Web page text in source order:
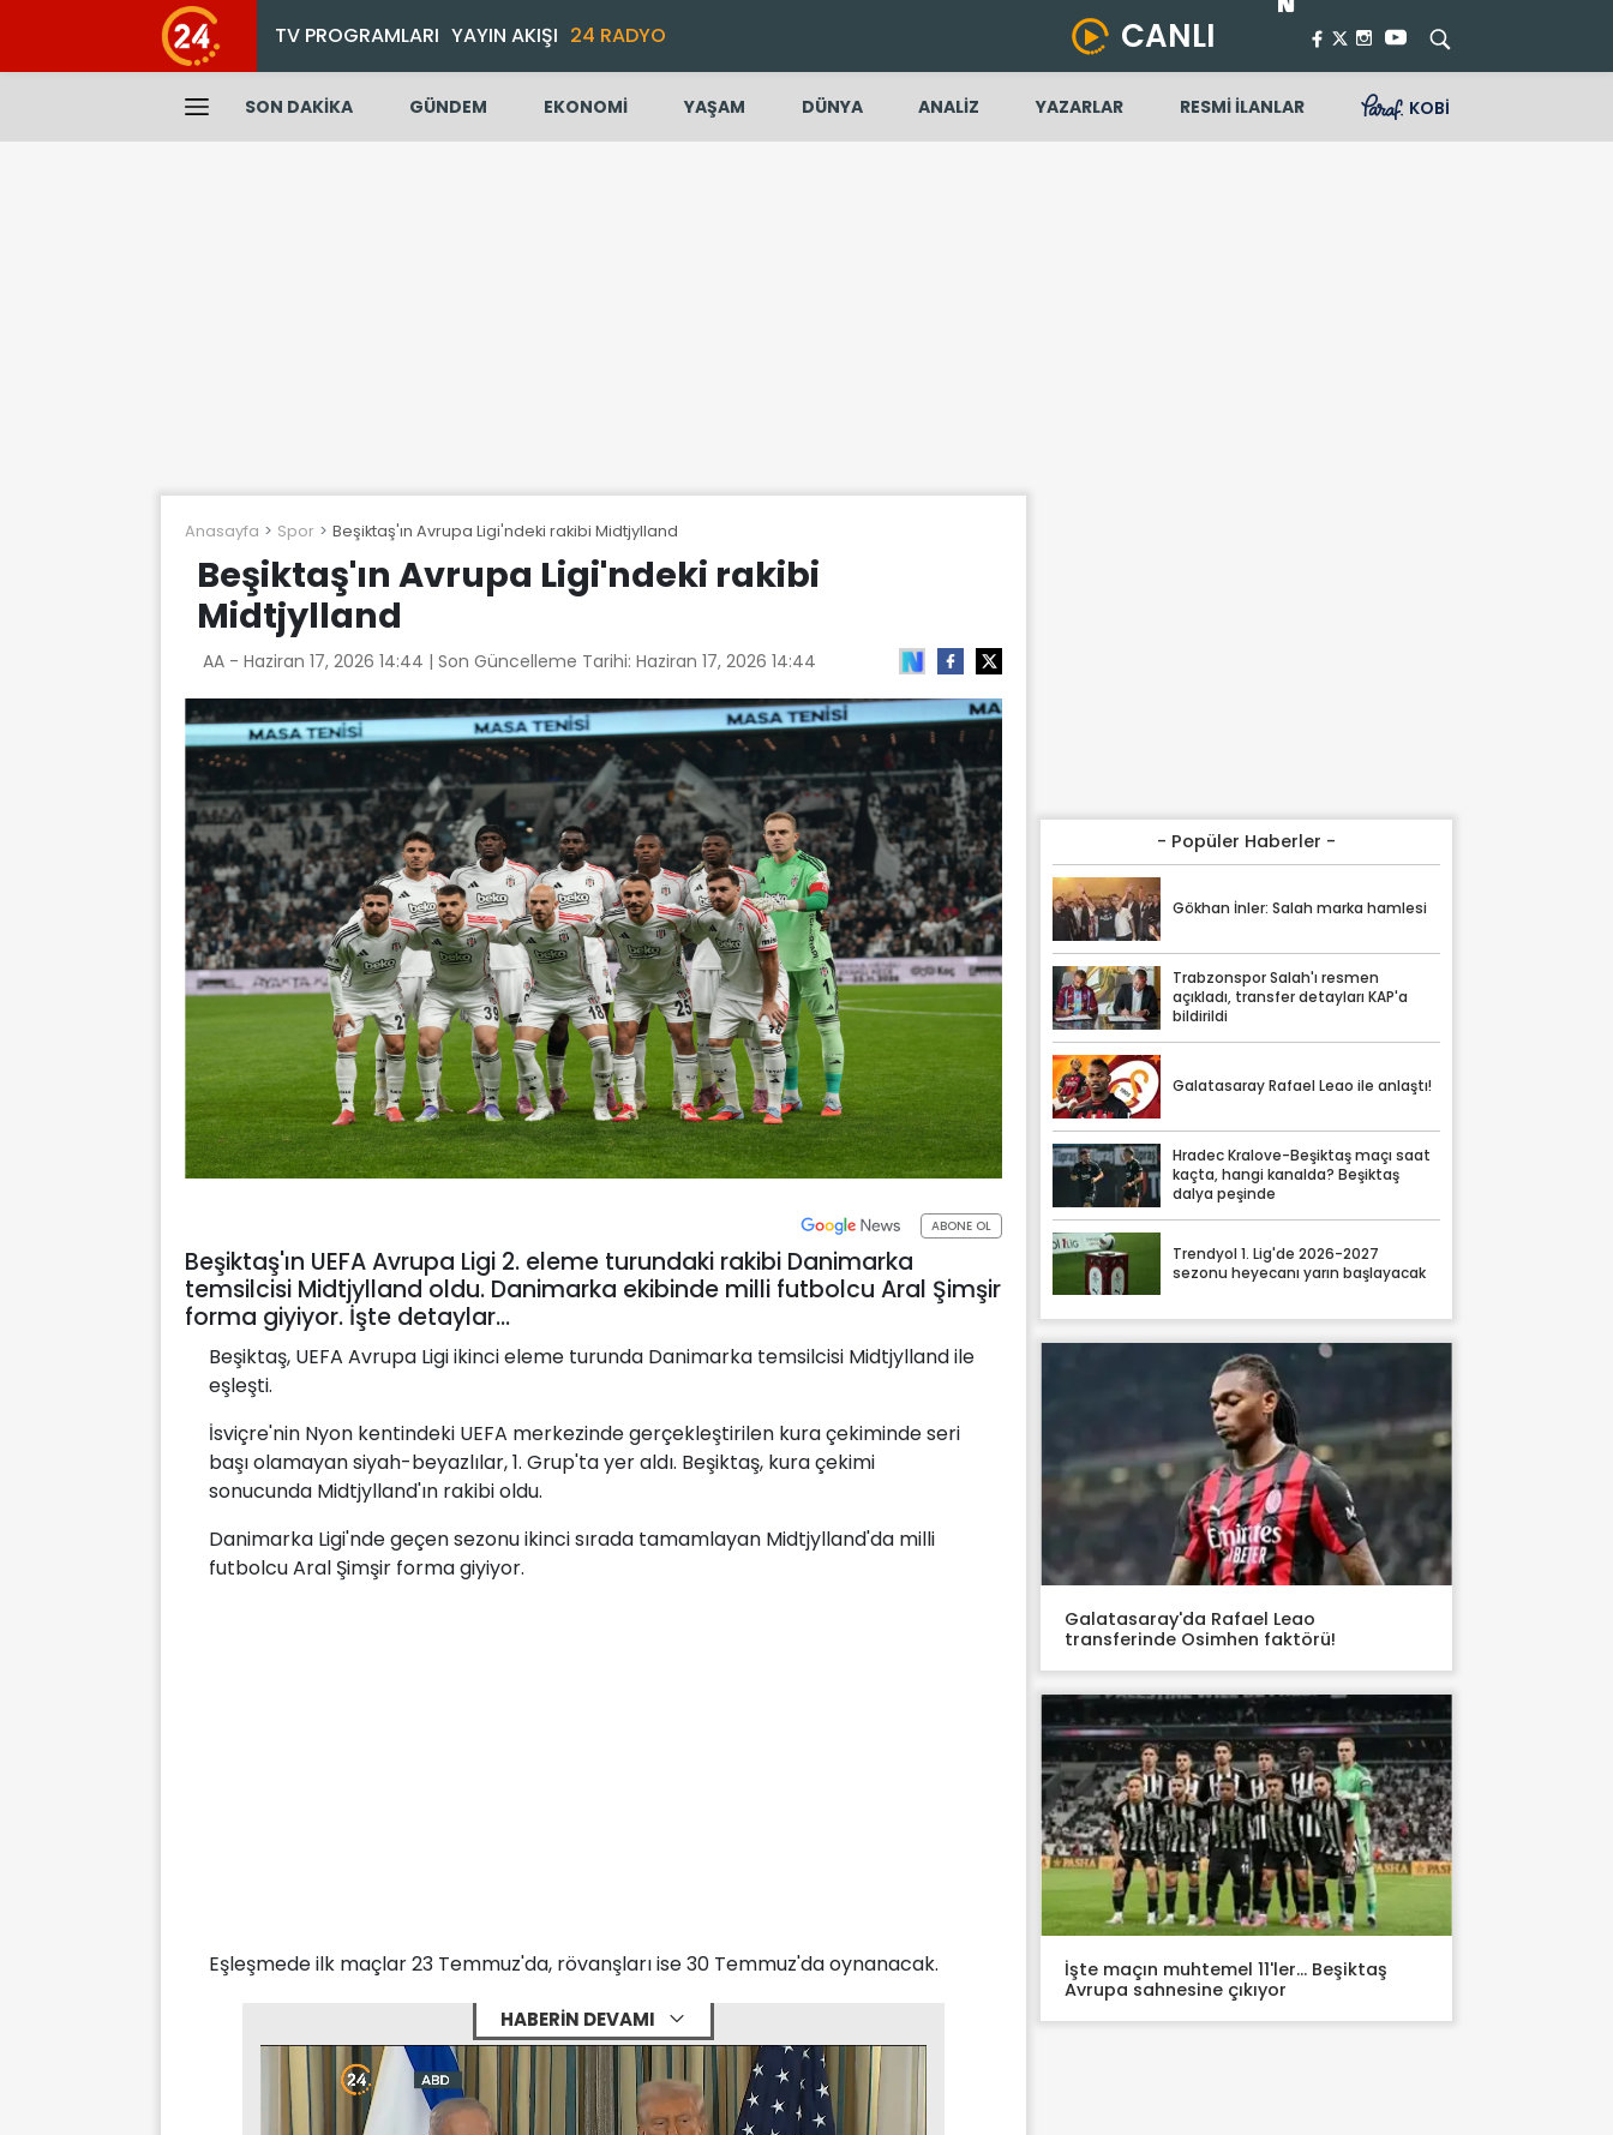
TV PROGRAMLARI YAYIN AKIŞI 24 RADYO CANLI
SON DAKİKA GÜNDEM EKONOMİ YAŞAM DÜNYA ANALİZ YAZARLAR RESMİ İLANLAR KOBİ
Anasayfa Spor Beşiktaş'ın Avrupa Ligi'ndeki rakibi Midtjylland
Beşiktaş'ın Avrupa Ligi'ndeki rakibi
Midtjylland
AA - Haziran 17, 2026 14:44 | Son Güncelleme Tarihi: Haziran 17, 2026 14:44
ABONE OL
Beşiktaş'ın UEFA Avrupa Ligi 2. eleme turundaki rakibi Danimarka
temsilcisi Midtjylland oldu. Danimarka ekibinde milli futbolcu Aral Şimşir
forma giyiyor. İşte detaylar...
Beşiktaş, UEFA Avrupa Ligi ikinci eleme turunda Danimarka temsilcisi Midtjylland ile
eşleşti.
İsviçre'nin Nyon kentindeki UEFA merkezinde gerçekleştirilen kura çekiminde seri
başı olamayan siyah-beyazlılar, 1. Grup'ta yer aldı. Beşiktaş, kura çekimi
sonucunda Midtjylland'ın rakibi oldu.
Danimarka Ligi'nde geçen sezonu ikinci sırada tamamlayan Midtjylland'da milli
futbolcu Aral Şimşir forma giyiyor.
Eşleşmede ilk maçlar 23 Temmuz'da, rövanşları ise 30 Temmuz'da oynanacak.
HABERİN DEVAMI
- Popüler Haberler -
Gökhan İnler: Salah marka hamlesi
Trabzonspor Salah'ı resmen
açıkladı, transfer detayları KAP'a
bildirildi
Galatasaray Rafael Leao ile anlaştı!
Hradec Kralove-Beşiktaş maçı saat
kaçta, hangi kanalda? Beşiktaş
dalya peşinde
Trendyol 1. Lig'de 2026-2027
sezonu heyecanı yarın başlayacak
Galatasaray'da Rafael Leao
transferinde Osimhen faktörü!
İşte maçın muhtemel 11'ler... Beşiktaş
Avrupa sahnesine çıkıyor